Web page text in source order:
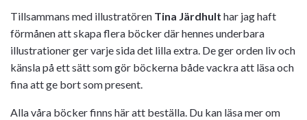
Tillsammans med illustratören Tina Järdhult har jag haft
förmånen att skapa flera böcker där hennes underbara
illustrationer ger varje sida det lilla extra. De ger orden liv och
känsla på ett sätt som gör böckerna både vackra att läsa och
fina att ge bort som present.
Alla våra böcker finns här att beställa. Du kan läsa mer om